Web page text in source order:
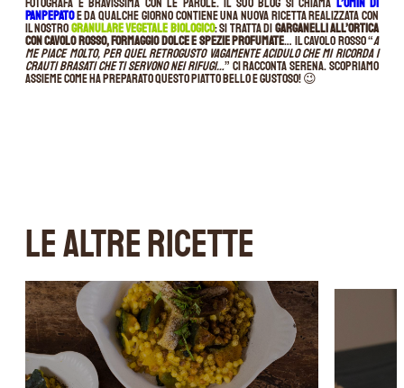
fotografa e bravissima con le parole. Il suo blog si chiama L’omin di
Panpepatoe da qualche giorno contiene una nuova ricetta realizzata con
il nostroGranulare Vegetale Biologico: si tratta digarganelli all’ortica
con cavolo rosso, formaggio dolce e spezie profumate… Il cavolo rosso “a
me piace molto, per quel retrogusto vagamente acidulo che mi ricorda i
crauti brasati che ti servono nei rifugi…” ci racconta Serena. Scopriamo
assieme come ha preparato questo piatto bello e gustoso! 😉
LE ALTRE RICETTE